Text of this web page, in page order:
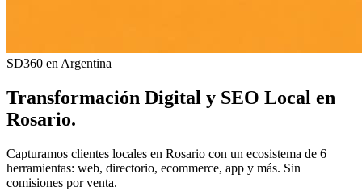
SD360 en Argentina
Transformación Digital y SEO Local en
Rosario.
Capturamos clientes locales en Rosario con un ecosistema de 6
herramientas: web, directorio, ecommerce, app y más. Sin
comisiones por venta.